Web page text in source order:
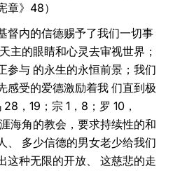
章》48）
督内的信德赐予了我们一切事
主的眼睛和心灵去审视世界；
参与 的永生的永恒前景；我们
感受的爱德激励着我 们直到极
，19；宗 1，8；罗 10，
海角的教会，要求持续性的和
、 多少信德的男女老少给我们
这种无限的开放、 这慈悲的走